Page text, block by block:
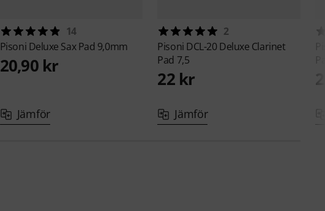
14
Pisoni Deluxe Sax Pad 9,0mm
20,90 kr
Jämför
2
Pisoni DCL-20 Deluxe Clarinet
Pad 7,5
22 kr
Jämför